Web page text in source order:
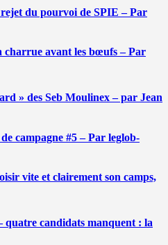
du pourvoi de SPIE – Par
charrue avant les bœufs – Par
» des Seb Moulinex – par Jean
campagne #5 – Par leglob-
vite et clairement son camps,
candidats manquent : la